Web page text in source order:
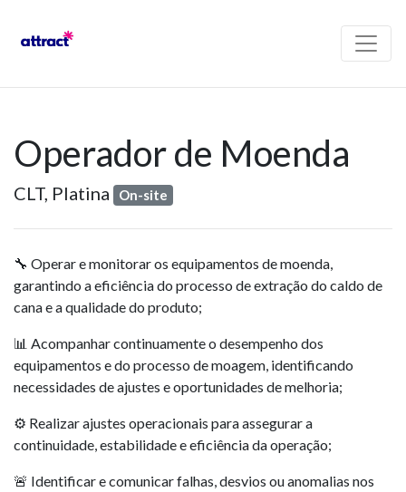
Operador de Moenda
CLT, Platina On-site
🔧 Operar e monitorar os equipamentos de moenda,
garantindo a eficiência do processo de extração do caldo de
cana e a qualidade do produto;
📊 Acompanhar continuamente o desempenho dos
equipamentos e do processo de moagem, identificando
necessidades de ajustes e oportunidades de melhoria;
⚙️ Realizar ajustes operacionais para assegurar a
continuidade, estabilidade e eficiência da operação;
🚨 Identificar e comunicar falhas, desvios ou anomalias nos